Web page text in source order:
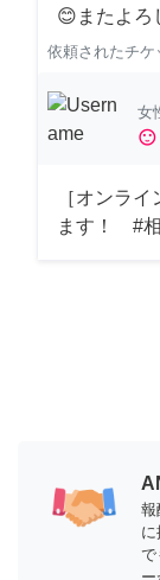
😊またよろ
依頼されたチケ
女
sentiment_satisfied
［オンラ
ます！ #
報
で